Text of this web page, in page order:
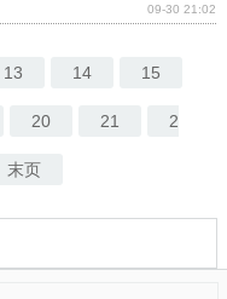
09-30 21:02
13 14 15
20 21 2
末页